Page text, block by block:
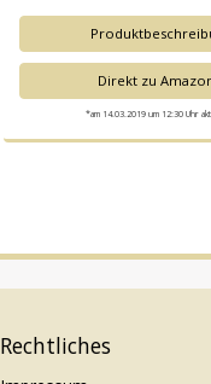
Direkt zu
*am 14.03.2019 um 12:30 Uhr
Rechtliches